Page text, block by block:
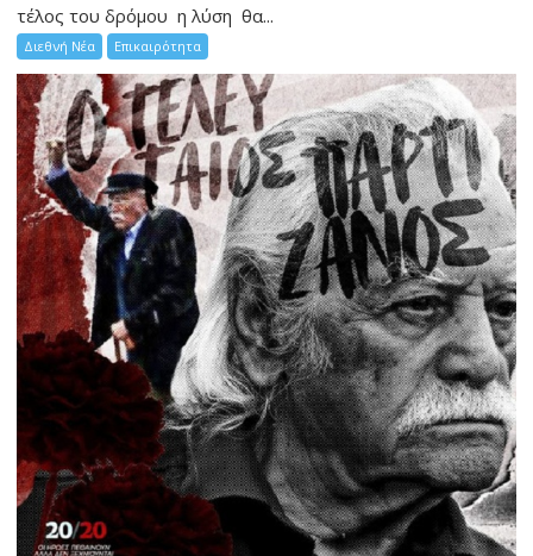
τέλος του δρόμου η λύση θα...
Διεθνή Νέα Επικαιρότητα